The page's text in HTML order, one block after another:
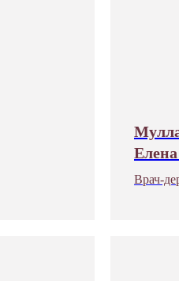
Врач-